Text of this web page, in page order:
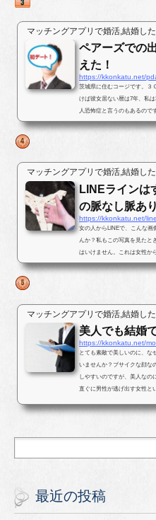
マッチングアプリで婚活,結婚し
ペアーズでの
えた！
https://kkonkatu.net/
茨城県に住むコージです。３
けば彼女居ない暦は7年、私
人恐怖症と言うのもあるので
で、そろそろ･･･と思いパート
マッチングアプリで婚活,結婚し
LINEラインは
の脈なし脈あ
https://kkonkatu.net/
女の人からLINEで、こんな画
んか？私もこの写真を見たと
はいけません。これは女性か
写真です。最後まで結末を読
マッチングアプリで婚活,結婚し
美人でも結婚
https://kkonkatu.net/
とても素敵で美しいのに、な
いませんか？ブサイクな顔な
しやすいのですが、美人なの
直ぐに男性が逃げ出す女性と
最近の投稿